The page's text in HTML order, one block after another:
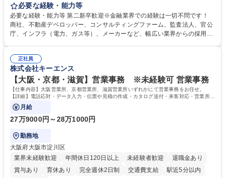
リー業務、地域戦略企画業務など、多様な業務に精通し、複数の専門性を
掛け合わせて広く社会に貢献していく職種です。 入社後は、横断的なロー
テーションを経て適性や専門性に応じたキャリアを形成していただきま
す。総合職として入社いただき、下記いずれかの部門でご活躍いただきま
ート・ナレッジ業務 ※それぞれの業務内容に関しては、別途その他労働条
件備考欄に記載 募集職種 【総合職/ポテンシャル採用(第2新卒)】投融資一
体型のソリューション提案
必要な経験・能力等
必要な経験・能力等 第二新卒歓迎※金融業界での経験は一切不問です！
商社、不動産デベロッパー、コンサルティングファーム、監査法人、官公
庁、インフラ（電力、ガス等）、メーカーなど、幅広い業界からの採用実
く高い志を併せもった人材を求めています。ポテンシャル採用（第2新
卒）では、金融業界での経験や知識を問いません。新たな時代を見据え
て、複雑化する社会課題の解決に向けて先鞭をつける役割を担いたい、と
いう気概をお持ちの方を心待ちにしています。 学歴・資格 学歴：大学院
大学 語学力： 資格：
正社員
株式会社キーエンス
【大阪・京都・滋賀】営業事務 ※未経験可 営業事務
【仕事内容】大阪営業所、京都営業所、滋賀営業所いずれかにて営業事務をお任せ。
【詳細】電話応対・データ入力・伝票や見積の作成・カタログ送付・来客対応・営業所内
で発生する事務業務や業務改善をお任せ。
月給
27万9000円～28万1000円
勤務地
大阪府大阪市淀川区
業界未経験歓迎
年間休日120日以上 未経験者歓迎
退職金あり
賞与あり
育休あり 完全週休2日制 交通費支給
駅近5分以内